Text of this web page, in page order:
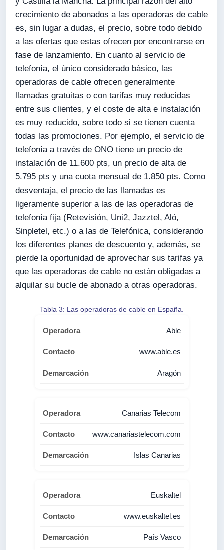
crecimiento de abonados a las operadoras de cable
es, sin lugar a dudas, el precio, sobre todo debido
a las ofertas que estas ofrecen por encontrarse en
fase de lanzamiento. En cuanto al servicio de
telefonía, el único considerado básico, las
operadoras de cable ofrecen generalmente
llamadas gratuitas o con tarifas muy reducidas
entre sus clientes, y el coste de alta e instalación
es muy reducido, sobre todo si se tienen cuenta
todas las promociones. Por ejemplo, el servicio de
telefonía a través de ONO tiene un precio de
instalación de 11.600 pts, un precio de alta de
5.795 pts y una cuota mensual de 1.850 pts. Como
desventaja, el precio de las llamadas es
ligeramente superior a las de las operadoras de
telefonía fija (Retevisión, Uni2, Jazztel, Aló,
Sinpletel, etc.) o a las de Telefónica, considerando
los diferentes planes de descuento y, además, se
pierde la oportunidad de aprovechar sus tarifas ya
que las operadoras de cable no están obligadas a
alquilar su bucle de abonado a otras operadoras.
Tabla 3: Las operadoras de cable en España.
Able
www.able.es
Aragón
Canarias Telecom
www.canariastelecom.com
Islas Canarias
Euskaltel
www.euskaltel.es
País Vasco